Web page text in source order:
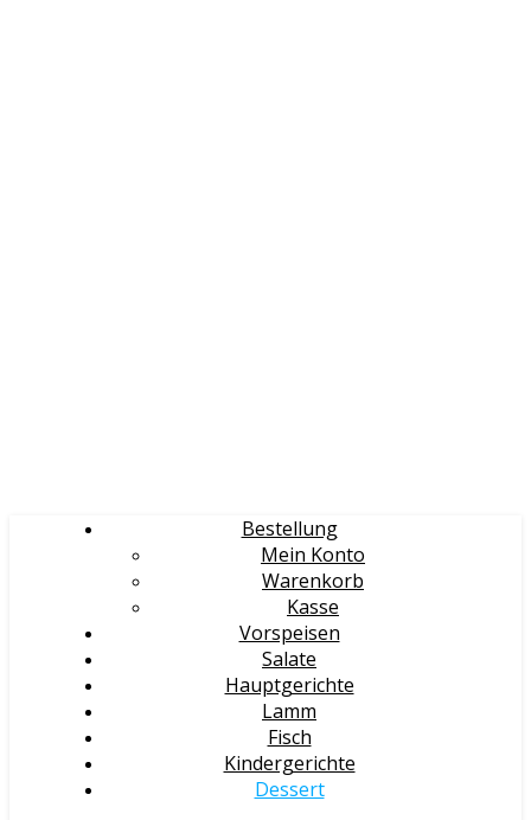
Bestellung
Mein Konto
Warenkorb
Kasse
Vorspeisen
Salate
Hauptgerichte
Lamm
Fisch
Kindergerichte
Dessert